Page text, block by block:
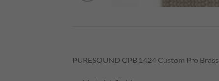
PURESOUND CPB 1424 Custom Pro